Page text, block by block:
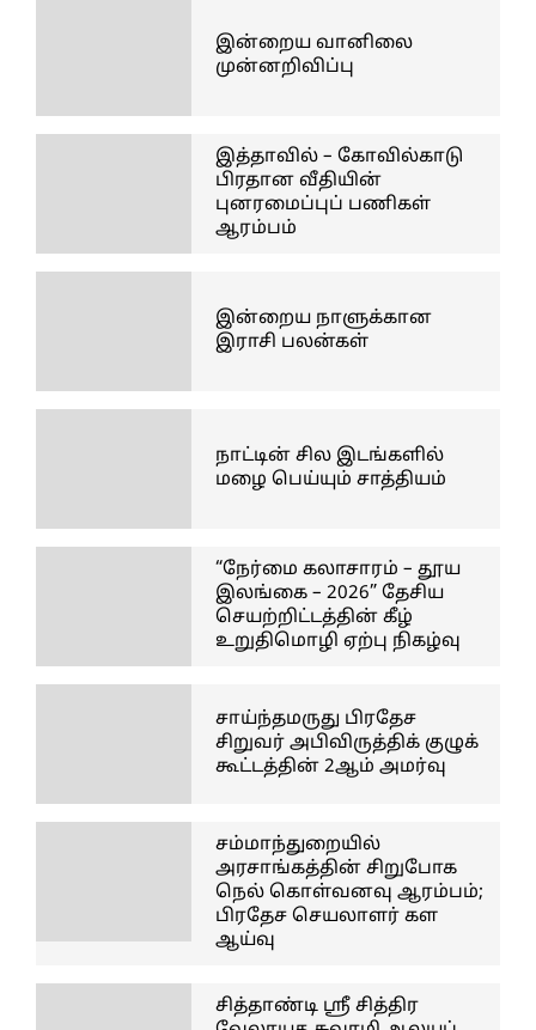
இன்றைய வானிலை
முன்னறிவிப்பு
இத்தாவில் – கோவில்காடு
பிரதான வீதியின்
புனரமைப்புப் பணிகள்
ஆரம்பம்
இன்றைய நாளுக்கான
இராசி பலன்கள்
நாட்டின் சில இடங்களில்
மழை பெய்யும் சாத்தியம்
“நேர்மை கலாசாரம் – தூய
இலங்கை – 2026” தேசிய
செயற்றிட்டத்தின் கீழ்
உறுதிமொழி ஏற்பு நிகழ்வு
சாய்ந்தமருது பிரதேச
சிறுவர் அபிவிருத்திக் குழுக்
கூட்டத்தின் 2ஆம் அமர்வு
சம்மாந்துறையில்
அரசாங்கத்தின் சிறுபோக
நெல் கொள்வனவு ஆரம்பம்;
பிரதேச செயலாளர் கள
ஆய்வு
சித்தாண்டி ஸ்ரீ சித்திர